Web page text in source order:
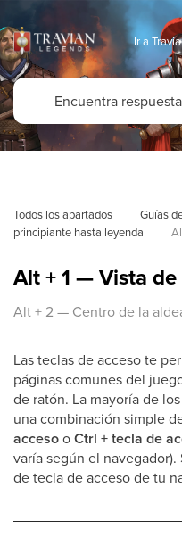
Ir a
Todos los apartados Guías
principiante hasta leyenda
Alt + 1 — Vista
Alt + 2 — Centro de la
Las teclas de acceso te
páginas comunes del
de ratón. La mayoría de
una combinación simple
accesooCtrl + tecla de
varía según el
de tecla de acceso de tu